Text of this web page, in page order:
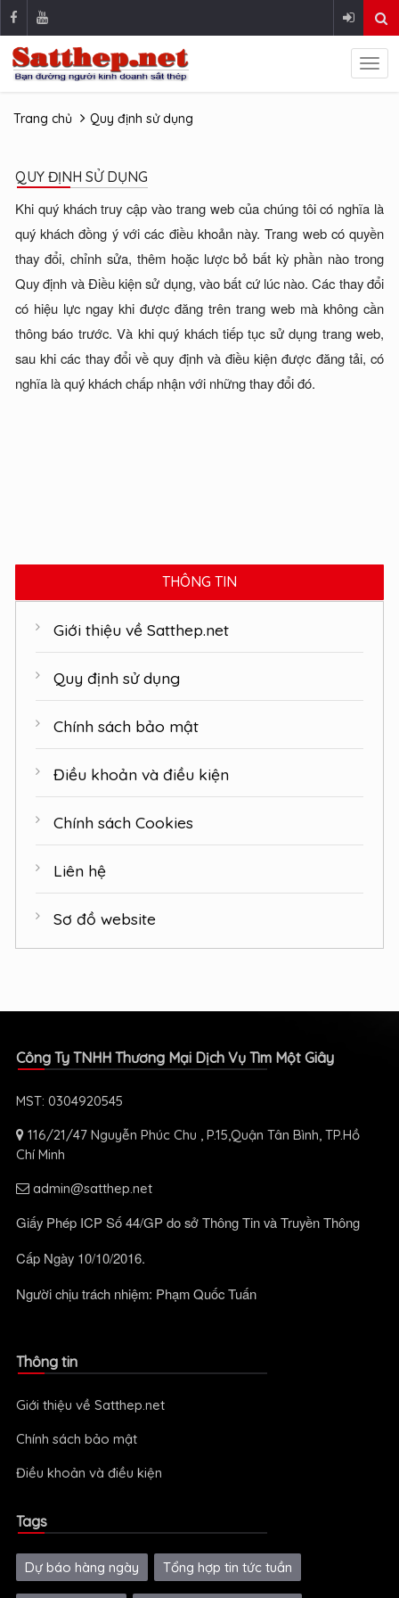
Trang chủ Quy định sử dụng
QUY ĐỊNH SỬ DỤNG
Khi quý khách truy cập vào trang web của chúng tôi có nghĩa là
quý khách đồng ý với các điều khoản này. Trang web có quyền
thay đổi, chỉnh sửa, thêm hoặc lược bỏ bất kỳ phần nào trong
Quy định và Điều kiện sử dụng, vào bất cứ lúc nào. Các thay đổi
có hiệu lực ngay khi được đăng trên trang web mà không cần
thông báo trước. Và khi quý khách tiếp tục sử dụng trang web,
sau khi các thay đổi về quy định và điều kiện được đăng tải, có
nghĩa là quý khách chấp nhận với những thay đổi đó.
THÔNG TIN
Giới thiệu về Satthep.net
Quy định sử dụng
Chính sách bảo mật
Điều khoản và điều kiện
Chính sách Cookies
Liên hệ
Sơ đồ website
Công Ty TNHH Thương Mại Dịch Vụ Tìm Một Giây
MST: 0304920545
116/21/47 Nguyễn Phúc Chu , P.15,Quận Tân Bình, TP.Hồ
Chí Minh
admin@satthep.net
Giấy Phép ICP Số 44/GP do sở Thông Tin và Truyền Thông
Cấp Ngày 10/10/2016.
Người chịu trách nhiệm: Phạm Quốc Tuấn
Thông tin
Giới thiệu về Satthep.net
Chính sách bảo mật
Điều khoản và điều kiện
Tags
Dự báo hàng ngày Tổng hợp tin tức tuần